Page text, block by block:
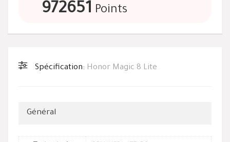
972651 Points
Spécification: Honor Magic 8 Lite
Général